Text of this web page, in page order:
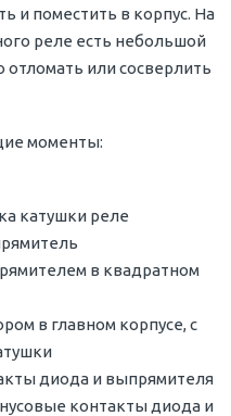
и поместить в корпус. На
реле есть небольшой
или сосверлить
моменты:
катушки реле
в квадратном
в главном корпусе, с
диода и выпрямителя
контакты диода и